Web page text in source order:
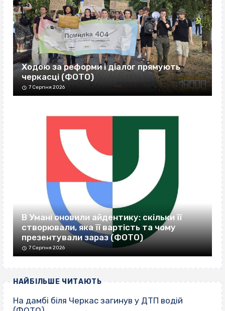
Ходою за реформи і діалог прямують
черкасці (ФОТО)
7 Серпня 2026
В Умані оновили айдентику: скільки її
створювали, яка її вартість та чому
презентували зараз (ФОТО)
7 Серпня 2026
НАЙБІЛЬШЕ ЧИТАЮТЬ
На дамбі біля Черкас загинув у ДТП водій